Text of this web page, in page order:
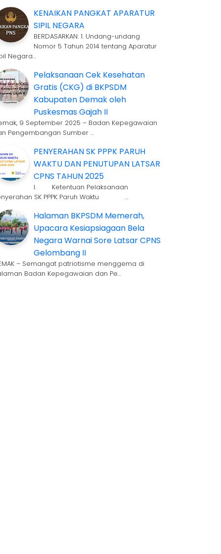
KENAIKAN PANGKAT APARATUR
SIPIL NEGARA
BERDASARKAN: 1. Undang-undang
Nomor 5 Tahun 2014 tentang Aparatur
Negara…
Pelaksanaan Cek Kesehatan
Gratis (CKG) di BKPSDM
Kabupaten Demak oleh
Puskesmas Gajah II
9 September 2025 – Badan Kepegawaian
Pengembangan Sumber …
PENYERAHAN SK PPPK PARUH
WAKTU DAN PENUTUPAN LATSAR
CPNS TAHUN 2025
I. Ketentuan Pelaksanaan
SK PPPK Paruh Waktu …
Halaman BKPSDM Memerah,
Upacara Kesiapsiagaan Bela
Negara Warnai Sore Latsar CPNS
Gelombang II
– Semangat patriotisme menggema di
Badan Kepegawaian dan Pe…